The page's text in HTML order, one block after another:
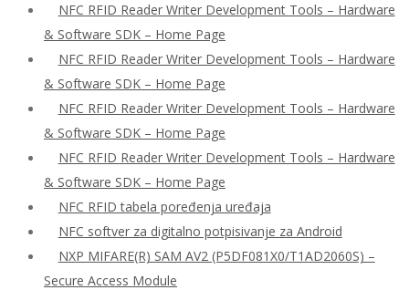
NFC RFID Reader Writer Development Tools – Hardware
& Software SDK – Home Page
NFC RFID Reader Writer Development Tools – Hardware
& Software SDK – Home Page
NFC RFID Reader Writer Development Tools – Hardware
& Software SDK – Home Page
NFC RFID Reader Writer Development Tools – Hardware
& Software SDK – Home Page
NFC RFID tabela poređenja uređaja
NFC softver za digitalno potpisivanje za Android
NXP MIFARE(R) SAM AV2 (P5DF081X0/T1AD2060S) –
Secure Access Module